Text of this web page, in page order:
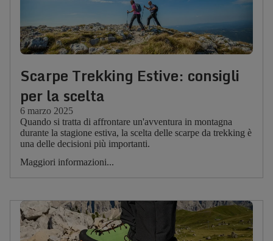
Scarpe Trekking Estive: consigli
per la scelta
6 marzo 2025
Quando si tratta di affrontare un'avventura in montagna
durante la stagione estiva, la scelta delle scarpe da trekking è
una delle decisioni più importanti.
Maggiori informazioni...